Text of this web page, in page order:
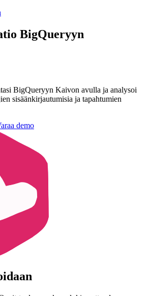
BigQueryyn
BigQueryyn Kaivon avulla ja analysoi
sisäänkirjautumisia ja tapahtumien
demo